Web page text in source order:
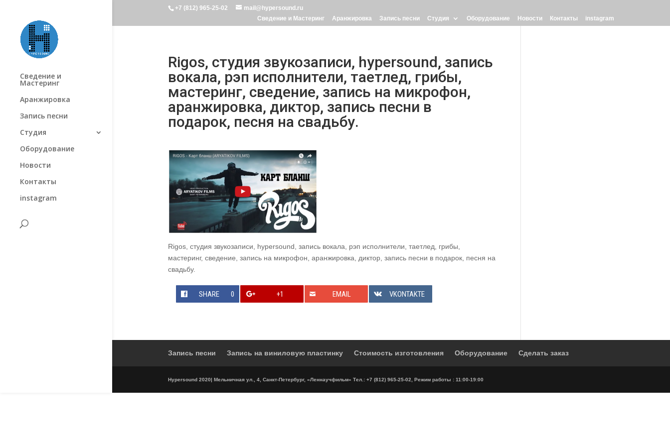
+7 (812) 965-25-02
mail@hypersound.ru
Сведение и Мастеринг
Аранжировка Запись песни Студия Оборудование Новости Контакты instagram
Сведение и
Мастеринг
Аранжировка
Запись песни
Студия
Оборудование
Новости
Контакты
instagram
Rigos, студия звукозаписи, hypersound, запись
вокала, рэп исполнители, таетлед, грибы,
мастеринг, сведение, запись на микрофон,
аранжировка, диктор, запись песни в
подарок, песня на свадьбу.
Rigos, студия звукозаписи, hypersound, запись вокала, рэп исполнители, таетлед, грибы,
мастеринг, сведение, запись на микрофон, аранжировка, диктор, запись песни в подарок, песня на
свадьбу.
SHARE 0 +1 EMAIL VKONTAKTE
Запись песни Запись на виниловую пластинку Стоимость изготовления Оборудование Сделать заказ
Hypersound 2020| Мельничная ул., 4, Санкт-Петербург, «Леннаучфильм» Тел.: +7 (812) 965-25-02, Режим работы : 11:00-19:00